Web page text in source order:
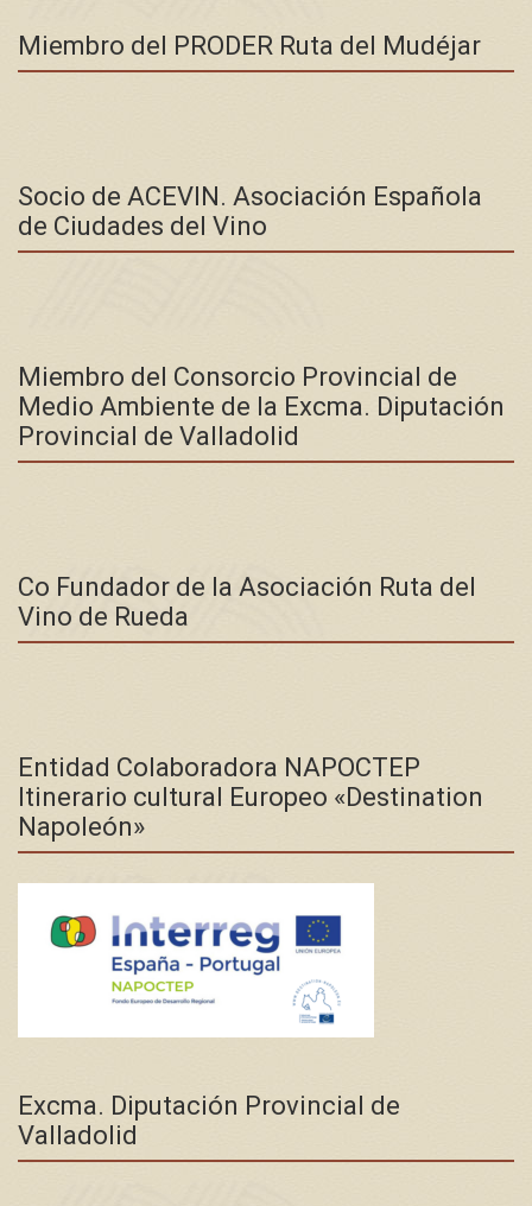
Miembro del PRODER Ruta del Mudéjar
Socio de ACEVIN. Asociación Española
de Ciudades del Vino
Miembro del Consorcio Provincial de
Medio Ambiente de la Excma. Diputación
Provincial de Valladolid
Co Fundador de la Asociación Ruta del
Vino de Rueda
Entidad Colaboradora NAPOCTEP
Itinerario cultural Europeo «Destination
Napoleón»
Excma. Diputación Provincial de
Valladolid